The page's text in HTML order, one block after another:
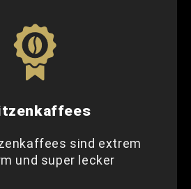
sind extrem
und super lecker